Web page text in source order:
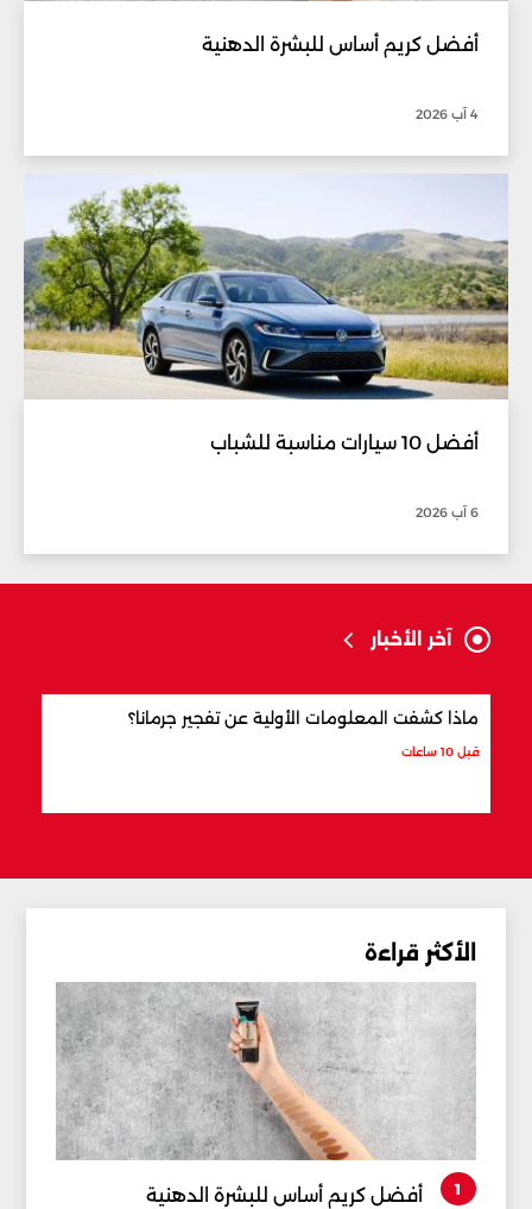
أفضل كريم أساس للبشرة الدهنية
4 آب 2026
أفضل 10 سيارات مناسبة للشباب
6 آب 2026
آخر الأخبار
ماذا كشفت المعلومات الأولية عن تفجير جرمانا؟
قبل 10 ساعات
الأكثر قراءة
1 أفضل كريم أساس للبشرة الدهنية